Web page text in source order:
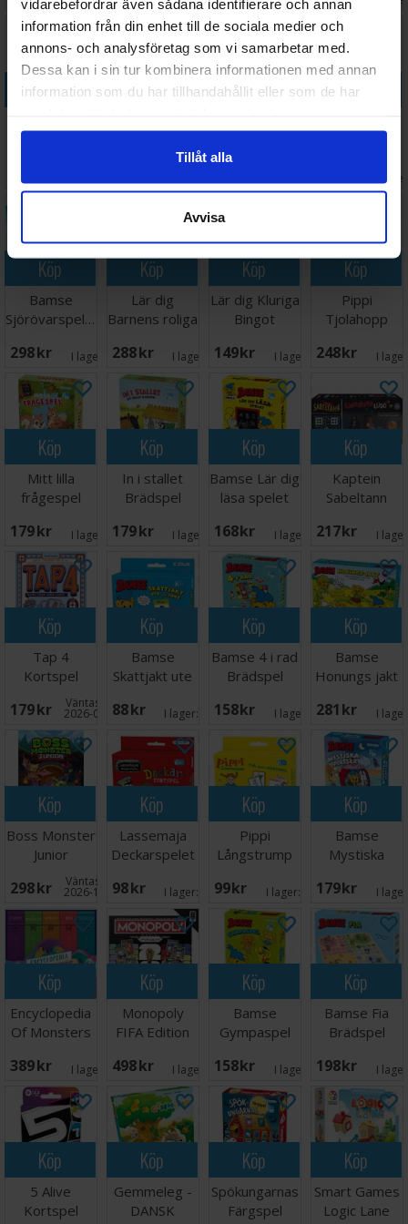
vidarebefordrar även sådana identifierare och annan
information från din enhet till de sociala medier och
annons- och analysföretag som vi samarbetar med.
Dessa kan i sin tur kombinera informationen med annan
information som du har tillhandahållit eller som de har
Tillåt alla
Avvisa
Köp Köp
Väntas in:
Köp Köp
I
Köp
Bamse
Sjörövarspelet
298 SEK I lager: 5
Köp
Lär dig
Barnens roliga
288 SEK I lager:
Köp
Lär dig Kluriga
Bingot
149 SEK I lager: 1
Köp
Pippi
Tjolahopp
Brädspel
248 SEK I
Köp
Mitt lilla
frågespel
179 SEK I lager:
Köp
In i stallet
Brädspel
179 SEK I lager:
Köp
Bamse Lär dig
läsa spelet
168 SEK I lager: 4
Köp
Kaptein
Sabeltann
- NORSK
217 SEK I
Köp
Tap 4
Kortspel
179 SEK Väntas in:
2026-09-30
Köp
Bamse
Skattjakt ute
Kortspel
88 SEK I lager:
Köp
Bamse 4 i rad
Brädspel
158 SEK I lager: 5
Köp
Bamse
Honungs jakt
281 SEK I
Köp
Boss Monster
Junior
Brädspel
298 SEK Väntas in:
2026-12-31
Köp
Lassemaja
Deckarspelet
98 SEK I lager:
Köp
Pippi
Långstrump
99 SEK I lager:
Köp
Bamse
Mystiska
Brädspel
179 SEK I
Köp
Encyclopedia
Of Monsters
389 SEK I lager: 2
Köp
Monopoly
FIFA Edition
498 SEK I lager:
Köp
Bamse
Gympaspel
158 SEK I lager:
Köp
Bamse Fia
Brädspel
198 SEK I
Köp
5 Alive
Kortspel
Köp
Gemmeleg -
DANSK
Köp
Spökungarnas
Färgspel
Köp
Smart Games
Logic Lane